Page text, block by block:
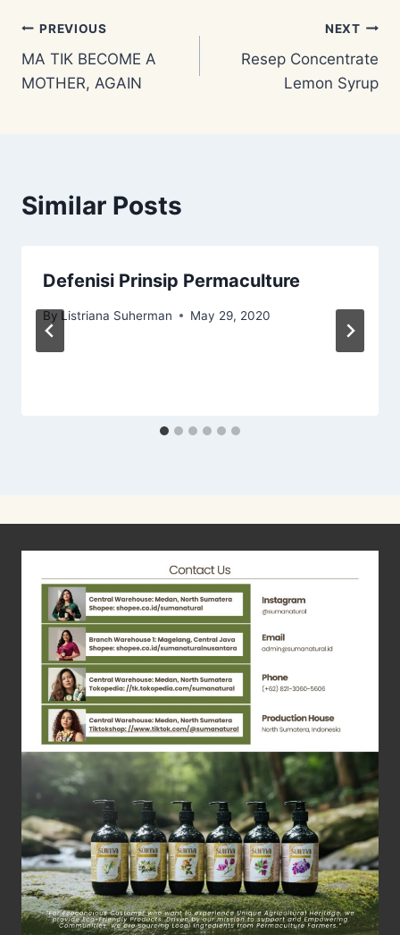
Post
navigation
PREVIOUS
MA TIK BECOME A
MOTHER, AGAIN
NEXT
Resep Concentrate
Lemon Syrup
Similar Posts
Defenisi Prinsip Permaculture
By Listriana Suherman May 29, 2020